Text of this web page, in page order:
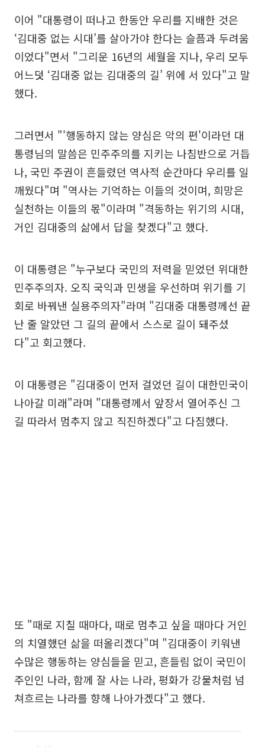
이어 "대통령이 떠나고 한동안 우리를 지배한 것은
‘김대중 없는 시대’를 살아가야 한다는 슬픔과 두려움
이었다"면서 "그리운 16년의 세월을 지나, 우리 모두
어느덧 ‘김대중 없는 김대중의 길’ 위에 서 있다"고 말
했다.
그러면서 "'행동하지 않는 양심은 악의 편'이라던 대
통령님의 말씀은 민주주의를 지키는 나침반으로 거듭
나, 국민 주권이 흔들렸던 역사적 순간마다 우리를 일
깨웠다"며 "역사는 기억하는 이들의 것이며, 희망은
실천하는 이들의 몫"이라며 "격동하는 위기의 시대,
거인 김대중의 삶에서 답을 찾겠다"고 했다.
이 대통령은 "누구보다 국민의 저력을 믿었던 위대한
민주주의자. 오직 국익과 민생을 우선하며 위기를 기
회로 바꿔낸 실용주의자"라며 "김대중 대통령께선 끝
난 줄 알았던 그 길의 끝에서 스스로 길이 돼주셨
다"고 회고했다.
이 대통령은 "김대중이 먼저 걸었던 길이 대한민국이
나아갈 미래"라며 "대통령께서 앞장서 열어주신 그
길 따라서 멈추지 않고 직진하겠다"고 다짐했다.
또 "때로 지칠 때마다, 때로 멈추고 싶을 때마다 거인
의 치열했던 삶을 떠올리겠다"며 "김대중이 키워낸
수많은 행동하는 양심들을 믿고, 흔들림 없이 국민이
주인인 나라, 함께 잘 사는 나라, 평화가 강물처럼 넘
쳐흐르는 나라를 향해 나아가겠다"고 했다.